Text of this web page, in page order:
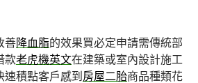
善降血脂的效果買必定申請需傳統部
款老虎機英文在建築或室內設計施工
速積點客戶感到房屋二胎商品種類花